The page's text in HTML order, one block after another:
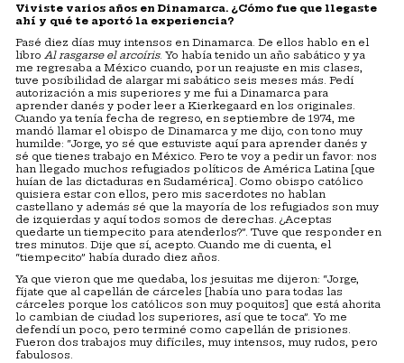
Viviste varios años en Dinamarca. ¿Cómo fue que llegaste
ahí y qué te aportó la experiencia?
Pasé diez días muy intensos en Dinamarca. De ellos hablo en el
libro Al rasgarse el arcoíris. Yo había tenido un año sabático y ya
me regresaba a México cuando, por un reajuste en mis clases,
tuve posibilidad de alargar mi sabático seis meses más. Pedí
autorización a mis superiores y me fui a Dinamarca para
aprender danés y poder leer a Kierkegaard en los originales.
Cuando ya tenía fecha de regreso, en septiembre de 1974, me
mandó llamar el obispo de Dinamarca y me dijo, con tono muy
humilde: “Jorge, yo sé que estuviste aquí para aprender danés y
sé que tienes trabajo en México. Pero te voy a pedir un favor: nos
han llegado muchos refugiados políticos de América Latina [que
huían de las dictaduras en Sudamérica]. Como obispo católico
quisiera estar con ellos, pero mis sacerdotes no hablan
castellano y además sé que la mayoría de los refugiados son muy
de izquierdas y aquí todos somos de derechas. ¿Aceptas
quedarte un tiempecito para atenderlos?”. Tuve que responder en
tres minutos. Dije que sí, acepto. Cuando me di cuenta, el
“tiempecito” había durado diez años.
Ya que vieron que me quedaba, los jesuitas me dijeron: “Jorge,
fíjate que al capellán de cárceles [había uno para todas las
cárceles porque los católicos son muy poquitos] que está ahorita
lo cambian de ciudad los superiores, así que te toca”. Yo me
defendí un poco, pero terminé como capellán de prisiones.
Fueron dos trabajos muy difíciles, muy intensos, muy rudos, pero
fabulosos.